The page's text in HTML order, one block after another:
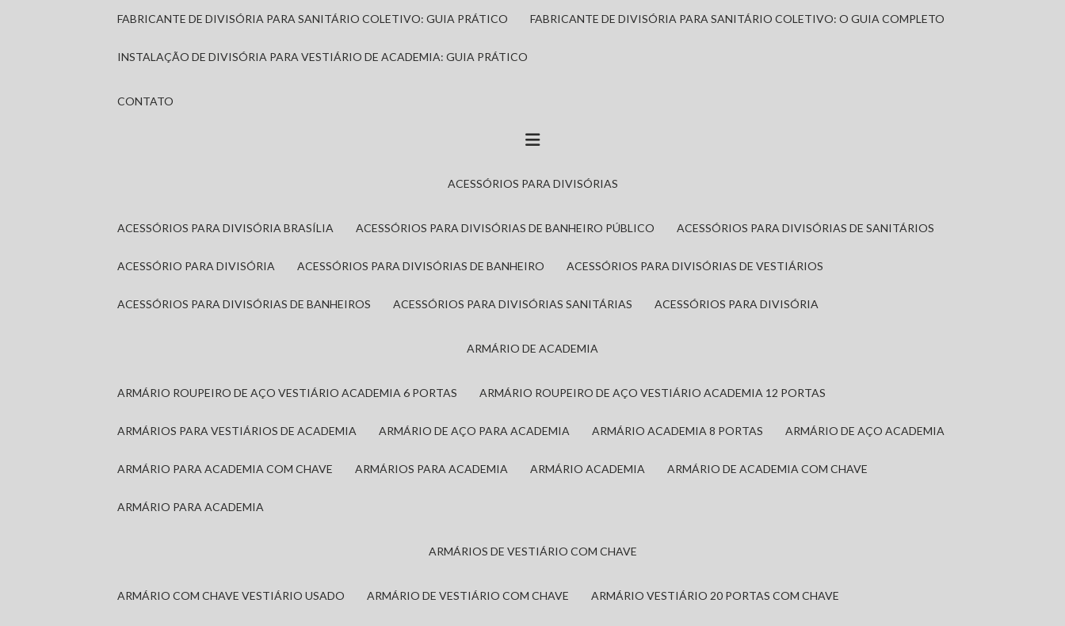
FABRICANTE DE DIVISÓRIA PARA SANITÁRIO COLETIVO: GUIA PRÁTICO FABRICANTE DE DIVISÓRIA PARA SANITÁRIO COLETIVO: O GUIA COMPLETO
INSTALAÇÃO DE DIVISÓRIA PARA VESTIÁRIO DE ACADEMIA: GUIA PRÁTICO
CONTATO
ACESSÓRIOS PARA DIVISÓRIAS
ACESSÓRIOS PARA DIVISÓRIA BRASÍLIA ACESSÓRIOS PARA DIVISÓRIAS DE BANHEIRO PÚBLICO ACESSÓRIOS PARA DIVISÓRIAS DE SANITÁRIOS
ACESSÓRIO PARA DIVISÓRIA ACESSÓRIOS PARA DIVISÓRIAS DE BANHEIRO ACESSÓRIOS PARA DIVISÓRIAS DE VESTIÁRIOS
ACESSÓRIOS PARA DIVISÓRIAS DE BANHEIROS ACESSÓRIOS PARA DIVISÓRIAS SANITÁRIAS ACESSÓRIOS PARA DIVISÓRIA
ARMÁRIO DE ACADEMIA
ARMÁRIO ROUPEIRO DE AÇO VESTIÁRIO ACADEMIA 6 PORTAS ARMÁRIO ROUPEIRO DE AÇO VESTIÁRIO ACADEMIA 12 PORTAS
ARMÁRIOS PARA VESTIÁRIOS DE ACADEMIA ARMÁRIO DE AÇO PARA ACADEMIA ARMÁRIO ACADEMIA 8 PORTAS ARMÁRIO DE AÇO ACADEMIA
ARMÁRIO PARA ACADEMIA COM CHAVE ARMÁRIOS PARA ACADEMIA ARMÁRIO ACADEMIA ARMÁRIO DE ACADEMIA COM CHAVE
ARMÁRIO PARA ACADEMIA
ARMÁRIOS DE VESTIÁRIO COM CHAVE
ARMÁRIO COM CHAVE VESTIÁRIO USADO ARMÁRIO DE VESTIÁRIO COM CHAVE ARMÁRIO VESTIÁRIO 20 PORTAS COM CHAVE